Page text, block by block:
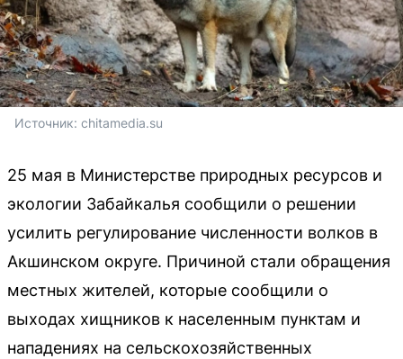
Источник: chitamedia.su
25 мая в Министерстве природных ресурсов и
экологии Забайкалья сообщили о решении
усилить регулирование численности волков в
Акшинском округе. Причиной стали обращения
местных жителей, которые сообщили о
выходах хищников к населенным пунктам и
нападениях на сельскохозяйственных